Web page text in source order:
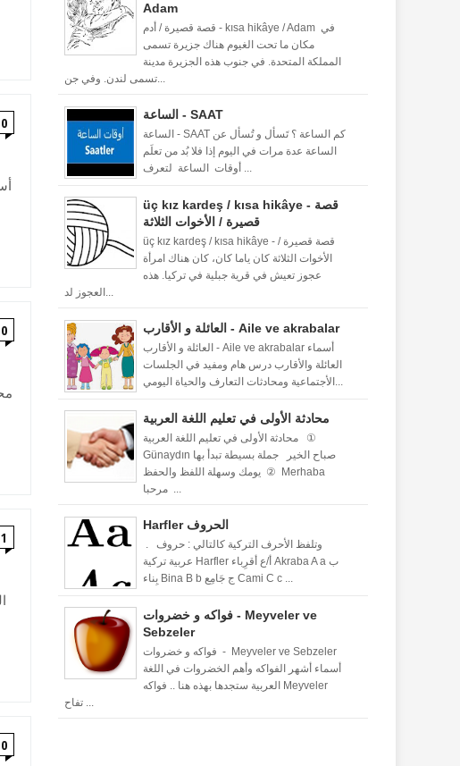
0
0
1
0
Adam
قصة قصيرة / أدم - kısa hikâye / Adam في
مكان ما تحت الغيوم هناك جزيرة تسمى
المملكة المتحدة. في جنوب هذه الجزيرة مدينة
الساعة - SAAT
الساعة - SAAT كم الساعة ؟ تَسأل و تُسأل عن
الساعة عدة مرات في اليوم إذا فلا بُد من تعلَم
üç kız kardeş / kısa hikâye - قصة
قصيرة / الأخوات الثلاثة
üç kız kardeş / kısa hikâye - قصة قصيرة /
الأخوات الثلاثة كان ياما كان، كان هناك امرأة
عجوز تعيش في قرية جبلية في تركيا. هذه
العائلة و الأقارب - Aile ve akrabalar
العائلة و الأقارب - Aile ve akrabalar أسماء
العائلة والأقارب درس هام ومفيد في الجلسات
محادثة الأولى في تعليم اللغة العربية
محادثة الأولى في تعليم اللغة العربية ①
Günaydın صباح الخير جملة بسيطة تبدأ بها
يومك وسهلة اللفظ والحفظ ② Merhaba
Harfler الحروف
عربية تركية Harfler أ/ع أقرِباء Akraba A a ب
بِناء Bina B b ج جَامِع Cami C c ...
فواكه و خضروات - Meyveler ve
Sebzeler
فواكه و خضروات - Meyveler ve Sebzeler
أسماء أشهر الفواكه وأهم الخضروات في اللغة
العربية ستجدها بهذه هنا .. فواكه Meyveler